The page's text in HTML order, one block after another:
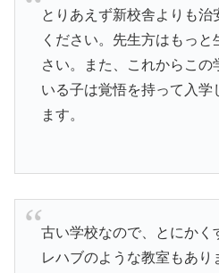
とりあえず新校舎よりも治
ください。先生方はもっ
さい。また、これからこの
いる子は覚悟を持って入学
ます。
古い学校なので、とにかく
レハブのような教室もあり